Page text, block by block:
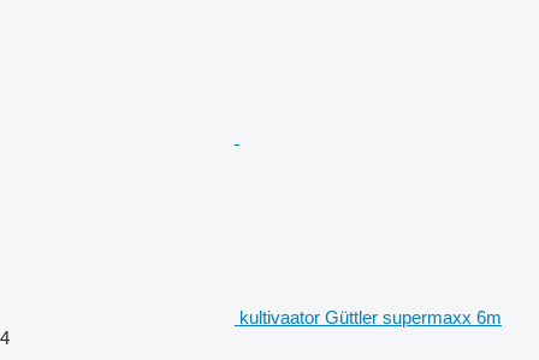
kultivaator Güttler supermaxx 6m
4